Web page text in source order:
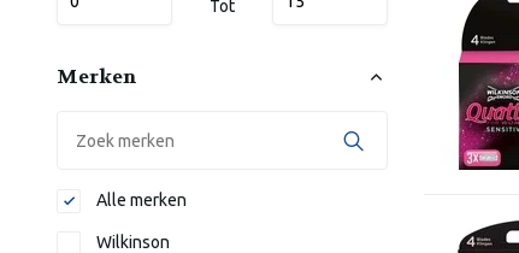
Tot
Merken
Alle merken
Wilkinson